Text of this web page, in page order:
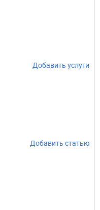
Добавить услуги
Добавить статью